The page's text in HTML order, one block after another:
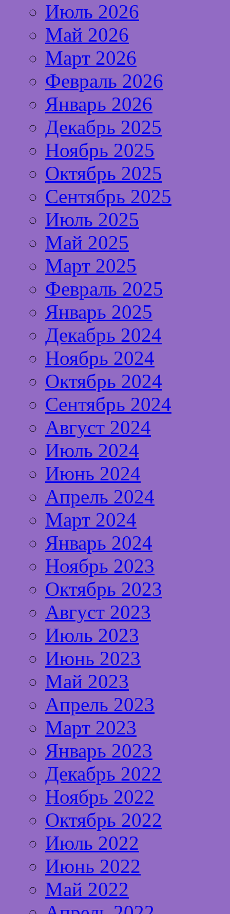
Июль 2026
Май 2026
Март 2026
Февраль 2026
Январь 2026
Декабрь 2025
Ноябрь 2025
Октябрь 2025
Сентябрь 2025
Июль 2025
Май 2025
Март 2025
Февраль 2025
Январь 2025
Декабрь 2024
Ноябрь 2024
Октябрь 2024
Сентябрь 2024
Август 2024
Июль 2024
Июнь 2024
Апрель 2024
Март 2024
Январь 2024
Ноябрь 2023
Октябрь 2023
Август 2023
Июль 2023
Июнь 2023
Май 2023
Апрель 2023
Март 2023
Январь 2023
Декабрь 2022
Ноябрь 2022
Октябрь 2022
Июль 2022
Июнь 2022
Май 2022